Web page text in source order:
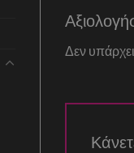
Δεν